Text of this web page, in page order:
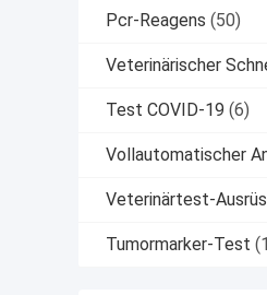
Pcr-Reagens (50)
Veterinärischer
Test COVID-19 (6)
Vollautomatischer
Veterinärtest-
Tumormarker-Test